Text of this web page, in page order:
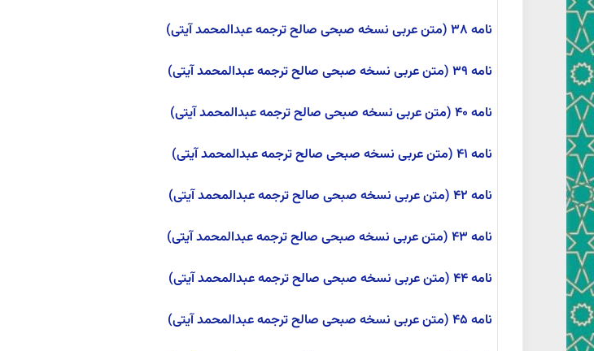
نامه ۳۸ (متن عربی نسخه صبحی صالح ترجمه عبدالمحمد آیتی)
نامه ۳۹ (متن عربی نسخه صبحی صالح ترجمه عبدالمحمد آیتی)
نامه ۴۰ (متن عربی نسخه صبحی صالح ترجمه عبدالمحمد آیتی)
نامه ۴۱ (متن عربی نسخه صبحی صالح ترجمه عبدالمحمد آیتی)
نامه ۴۲ (متن عربی نسخه صبحی صالح ترجمه عبدالمحمد آیتی)
نامه ۴۳ (متن عربی نسخه صبحی صالح ترجمه عبدالمحمد آیتی)
نامه ۴۴ (متن عربی نسخه صبحی صالح ترجمه عبدالمحمد آیتی)
نامه ۴۵ (متن عربی نسخه صبحی صالح ترجمه عبدالمحمد آیتی)